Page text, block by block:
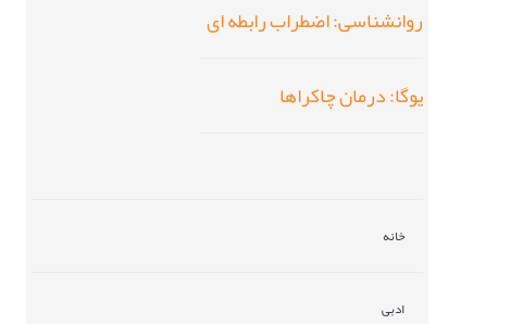
روانشناسی: اضطراب رابطه ای
یوگا: درمان چاکراها
خانه
ادبی